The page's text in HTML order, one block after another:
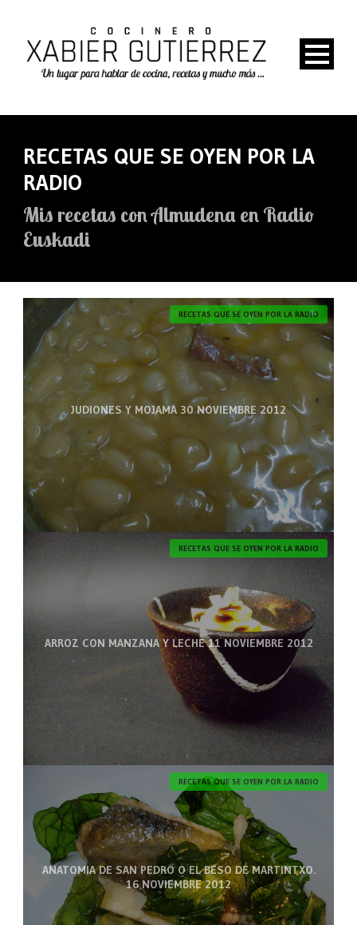
RECETAS QUE SE OYEN POR LA
RADIO
Mis recetas con Almudena en Radio
Euskadi
JUDIONES Y MOJAMA 30 NOVIEMBRE 2012
RECETAS QUE SE OYEN POR LA RADIO
ARROZ CON MANZANA Y LECHE 11 NOVIEMBRE 2012
RECETAS QUE SE OYEN POR LA RADIO
ANATOMIA DE SAN PEDRO O EL BESO DE MARTINTXO.
16 NOVIEMBRE 2012
RECETAS QUE SE OYEN POR LA RADIO